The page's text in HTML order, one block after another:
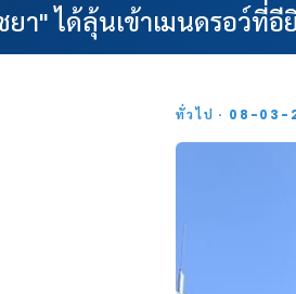
ยา" ได้ลุ้นเข้าเมนดรอว์ที่อี
ทั่วไป · 08-03-